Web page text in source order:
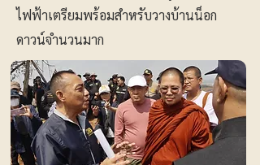
ไฟฟ้าเตรียมพร้อมสำหรับวางบ้านน็อก
ดาวน์จำนวนมาก